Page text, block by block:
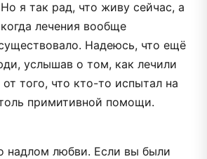
я так рад, что живу сейчас, а
лечения вообще
Надеюсь, что ещё
услышав о том, как лечили
того, что кто-то испытал на
примитивной помощи.
надлом любви. Если вы были